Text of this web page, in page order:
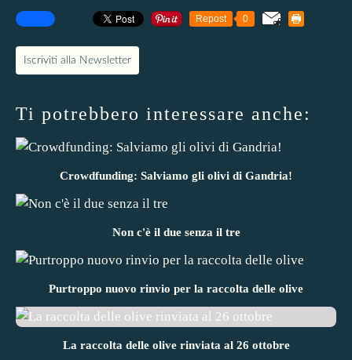
Repost 0
Iscriviti alla Newsletter
Ti potrebbero interessare anche:
Crowdfunding: Salviamo gli olivi di Gandria!
Non c'è il due senza il tre
Purtroppo nuovo rinvio per la raccolta delle olive
La raccolta delle olive rinviata al 26 ottobre